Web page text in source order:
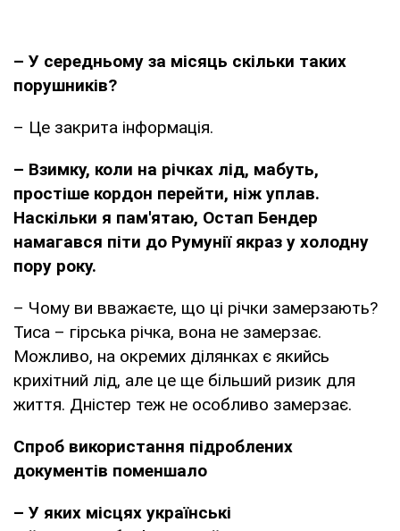
– У середньому за місяць скільки таких
порушників?
– Це закрита інформація.
– Взимку, коли на річках лід, мабуть,
простіше кордон перейти, ніж уплав.
Наскільки я пам'ятаю, Остап Бендер
намагався піти до Румунії якраз у холодну
пору року.
– Чому ви вважаєте, що ці річки замерзають?
Тиса – гірська річка, вона не замерзає.
Можливо, на окремих ділянках є якийсь
крихітний лід, але це ще більший ризик для
життя. Дністер теж не особливо замерзає.
Спроб використання підроблених
документів поменшало
– У яких місцях українські